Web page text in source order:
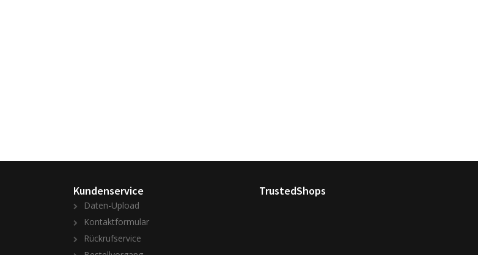
Kundenservice
Daten-Upload
Kontaktformular
Rückrufservice
TrustedShops